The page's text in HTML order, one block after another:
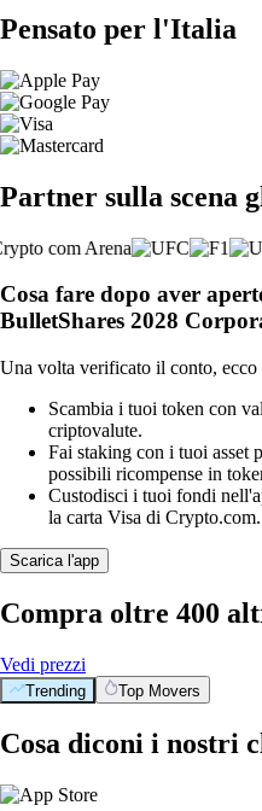
Pensato per l'Italia
Partner sulla scena
Cosa fare dopo aver
BulletShares 2028
Una volta verificato il conto, ecco
Scambia i tuoi token con
criptovalute.
Fai staking con i tuoi asset
possibili ricompense in
Custodisci i tuoi fondi
la carta Visa di Crypto.com.
Scarica l'app
Compra oltre 400
Vedi prezzi
Trending Top Movers
Cosa diconi i nostri